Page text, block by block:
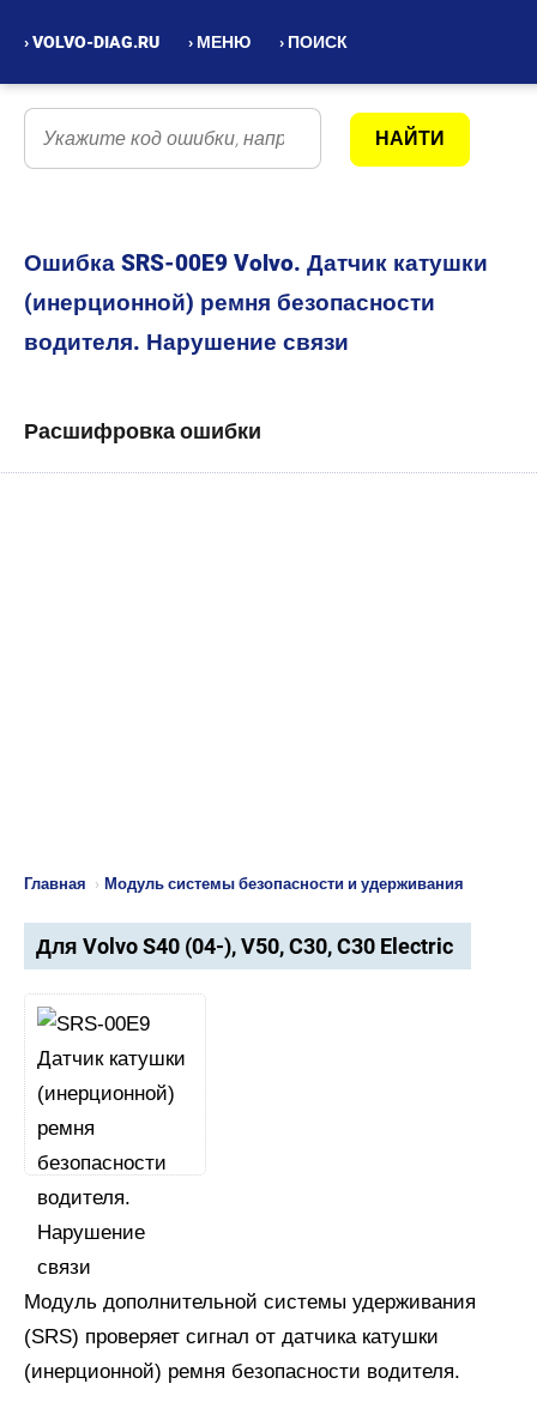
› VOLVO-DIAG.RU › МЕНЮ › ПОИСК
Ошибка SRS-00E9 Volvo. Датчик катушки
(инерционной) ремня безопасности
водителя. Нарушение связи
Расшифровка ошибки
Главная › Модуль системы безопасности и удерживания
Для Volvo S40 (04-), V50, C30, C30 Electric
Модуль дополнительной системы удерживания
(SRS) проверяет сигнал от датчика катушки
(инерционной) ремня безопасности водителя.